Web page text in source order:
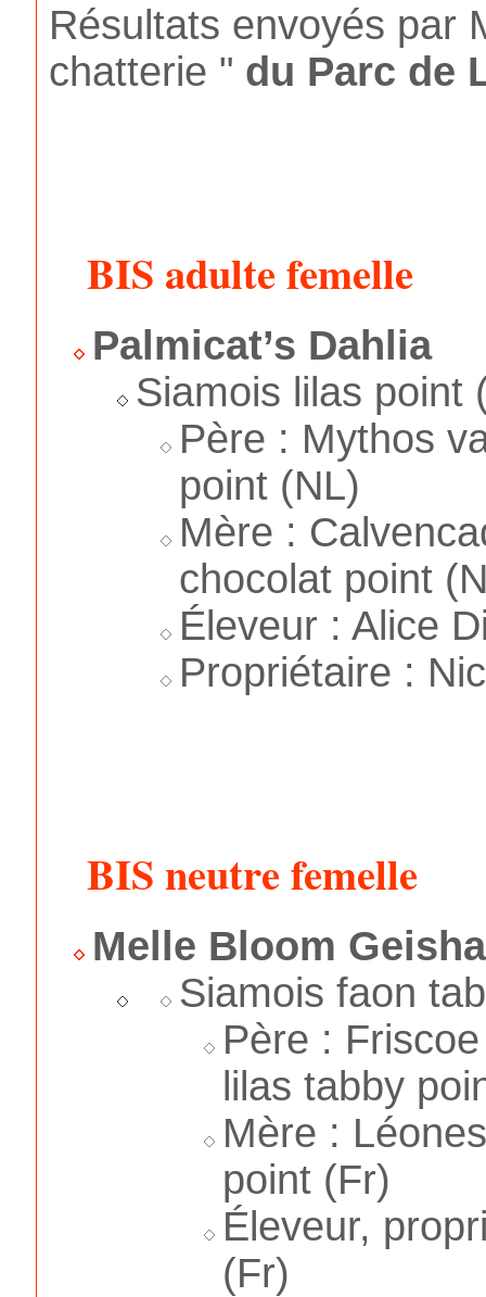
Résultats envoyés par
chatterie " du Parc de
BIS adulte femelle
Palmicat’s Dahlia
Siamois lilas point
Père : Mythos
point (NL)
Mère :
chocolat point
Éleveur : Alice
Propriétaire :
BIS neutre femelle
Melle Bloom Geisha
Siamois faon
Père :
lilas tabby
Mère :
point (Fr)
Éleveur,
(Fr)